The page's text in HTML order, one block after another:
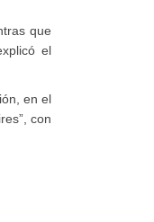
que
el
en el
con